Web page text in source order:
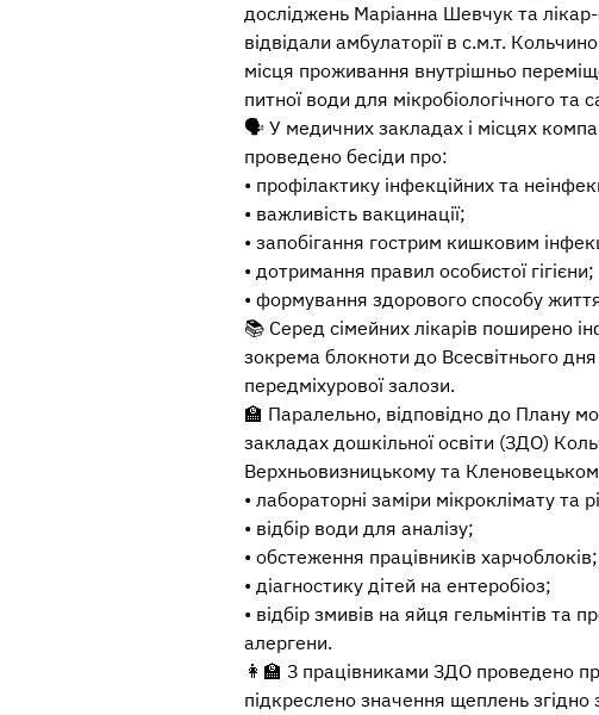
досліджень Маріанна Шевчук та
відвідали амбулаторії в с.м.т.
місця проживання внутрішньо
питної води для мікробіологічного та
🗣 У медичних закладах і місцях
проведено бесіди про:
• профілактику інфекційних та
• важливість вакцинації;
• запобігання гострим кишковим
• дотримання правил особистої гігієни;
• формування здорового способу
📚 Серед сімейних лікарів поширено
зокрема блокноти до Всесвітнього
передміхурової залози.
🏫 Паралельно, відповідно до Плану
закладах дошкільної освіти (ЗДО)
Верхньовизницькому та
• лабораторні заміри мікроклімату та
• відбір води для аналізу;
• обстеження працівників харчоблоків;
• діагностику дітей на ентеробіоз;
• відбір змивів на яйця гельмінтів та
алергени.
👩‍🏫 З працівниками ЗДО проведено
підкреслено значення щеплень